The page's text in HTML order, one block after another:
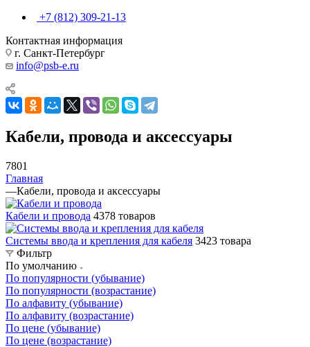
+7 (812) 309-21-13
Контактная информация
г. Санкт-Петербург
info@psb-e.ru
Кабели, провода и аксессуары
7801
Главная
—Кабели, провода и аксессуары
Кабели и провода 4378 товаров
Системы ввода и крепления для кабеля 3423 товара
Фильтр
По умолчанию
По популярности (убывание)
По популярности (возрастание)
По алфавиту (убывание)
По алфавиту (возрастание)
По цене (убывание)
По цене (возрастание)